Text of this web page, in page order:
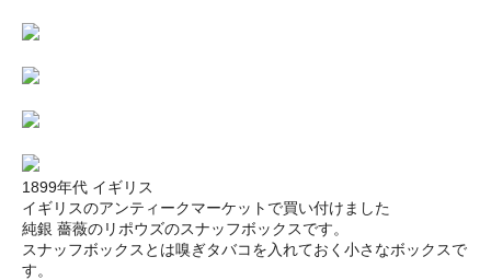
1899年代 イギリス
イギリスのアンティークマーケットで買い付けました
純銀 薔薇のリポウズのスナッフボックスです。
スナッフボックスとは嗅ぎタバコを入れておく小さなボックスで
す。